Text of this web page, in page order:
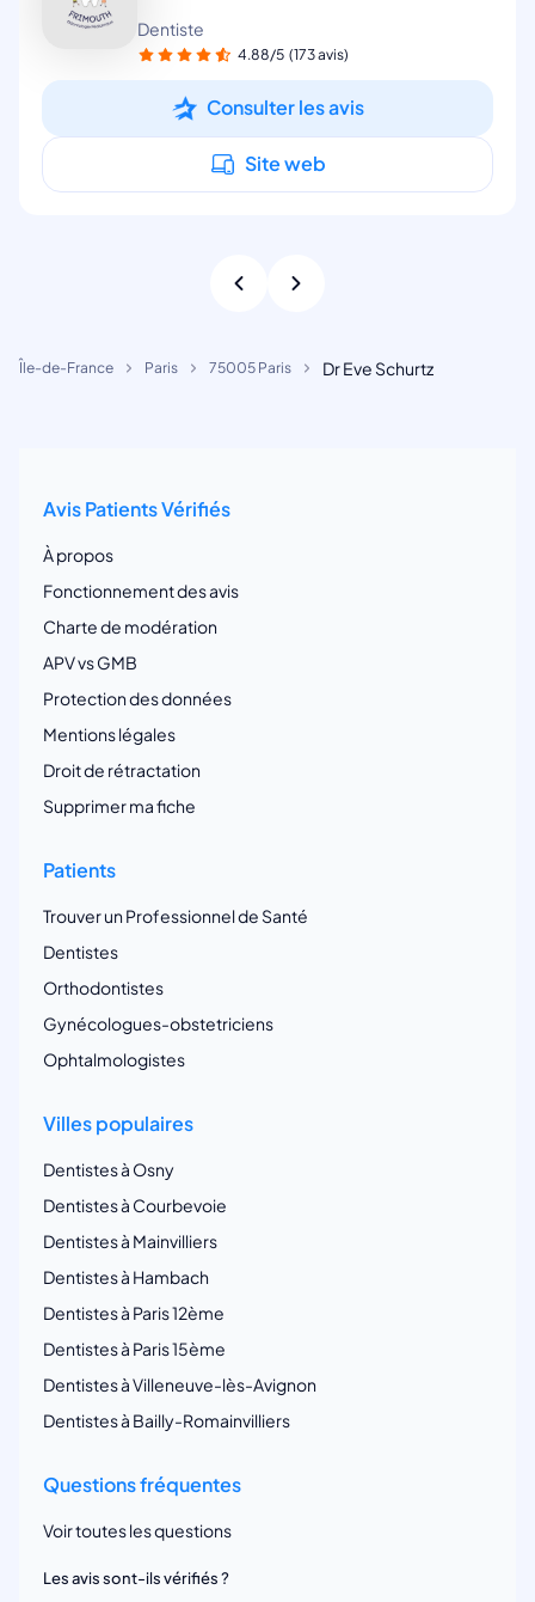
Dentiste
4.88/5 (173 avis)
Consulter les avis
Site web
Île-de-France Paris 75005 Paris Dr Eve Schurtz
Avis Patients Vérifiés
À propos
Fonctionnement des avis
Charte de modération
APV vs GMB
Protection des données
Mentions légales
Droit de rétractation
Supprimer ma fiche
Patients
Trouver un Professionnel de Santé
Dentistes
Orthodontistes
Gynécologues-obstetriciens
Ophtalmologistes
Villes populaires
Dentistes à Osny
Dentistes à Courbevoie
Dentistes à Mainvilliers
Dentistes à Hambach
Dentistes à Paris 12ème
Dentistes à Paris 15ème
Dentistes à Villeneuve-lès-Avignon
Dentistes à Bailly-Romainvilliers
Questions fréquentes
Voir toutes les questions
Les avis sont-ils vérifiés ?